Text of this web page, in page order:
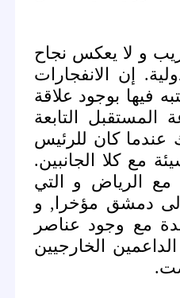
و لا يعكس نجاح
إن الانفجارات
كان يشتبه فيها بوجود علاقة
التابعة
عندما كان للرئيس
مع كلا الجانبين.
مع الرياض و التي
دمشق مؤخرا, و
مع وجود عناصر
الخارجيين